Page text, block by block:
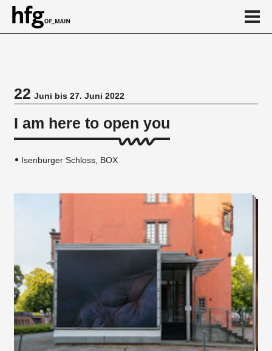
22Juni bis 27. Juni 2022
I am here to open you
Isenburger Schloss, BOX